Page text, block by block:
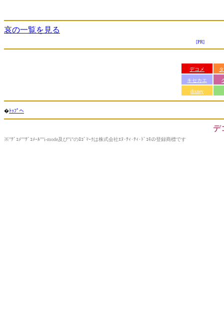
哀の一覧を見る
[PR]
デコメ
キセカエ
disney
�ﾄｯﾌﾟへ
デ
※"ﾃﾞｺﾒ""ﾃﾞｺﾒｰﾙ""i-mode及び"i"のﾛｺﾞﾏｰｸは株式会社ｴﾇ･ﾃｨ･ﾃｨ･ﾄﾞｺﾓの登録商標です